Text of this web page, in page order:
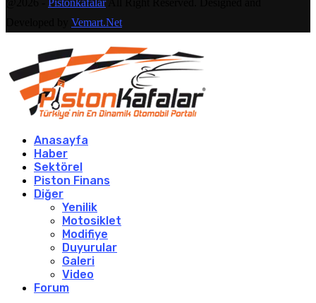
PistonkafalarAll Right Reserved. Designed and
Vemart.Net
Anasayfa
Haber
Sektörel
Piston Finans
Diğer
Yenilik
Motosiklet
Modifiye
Duyurular
Galeri
Video
Forum